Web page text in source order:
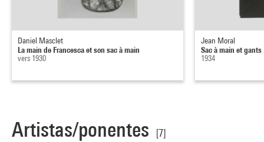
Daniel Masclet
La main de Francesca et son sac à main
vers 1930
Jean Moral
Sac à main et gants
1934
Artistas/ponentes
[7]